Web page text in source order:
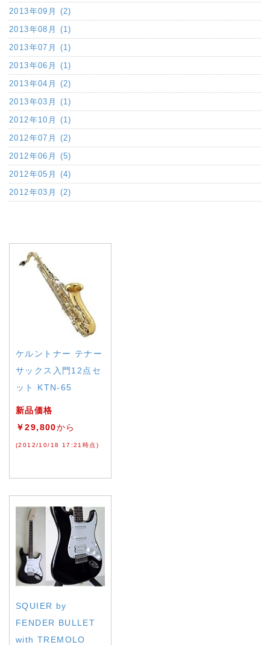
2013年09月 (2)
2013年08月 (1)
2013年07月 (1)
2013年06月 (1)
2013年04月 (2)
2013年03月 (1)
2012年10月 (1)
2012年07月 (2)
2012年06月 (5)
2012年05月 (4)
2012年03月 (2)
ケルントナー テナー
サックス入門12点セ
ット KTN-65
新品価格
￥29,800から
(2012/10/18 17:21時点)
SQUIER by
FENDER BULLET
with TREMOLO